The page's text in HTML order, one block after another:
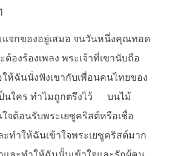
จกของอยู่เสมอ จนวันหนึ่งคุณทอด
องร้องเพลง พระเจ้าที่เขานับถือ
ห้ฉันนั่งฟังเขากับเพื่อนคนไทยของ
เป็นใคร ทำไมถูกตรึงไว้ บนไม้
ต้อนรับพระเยซูคริสต์หรือเชื่อ
ทำให้ฉันเข้าใจพระเยซูคริสต์มาก